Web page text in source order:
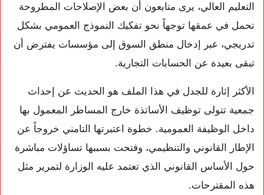
التعليم العالي، يرى متابعون أن بعض الإصلاحات المطروحة
تحمل في عمقها توجهاً نحو تفكيك النموذج العمومي بشكل
تدريجي، عبر إدخال منطق السوق إلى مؤسسات يفترض أن
تبقى بعيدة عن الحسابات التجارية.
الأكثر إثارة للجدل في هذا الملف هو الحديث عن إحداث
جمعية تتولى توظيف الأساتذة خارج المساطر المعمول بها
داخل الوظيفة العمومية. خطوة اعتبرتها التامني خروجاً عن
الإطار القانوني والتنظيمي، وفتحت بسببها تساؤلات مباشرة
حول الأساس القانوني الذي تعتمد عليه الوزارة لتمرير مثل
هذه المقترحات.